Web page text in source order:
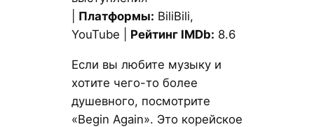
Платформы: BiliBili,
YouTube | Рейтинг IMDb: 8.6
Если вы любите музыку и
хотите чего-то более
душевного, посмотрите
«Begin Again». Это корейское